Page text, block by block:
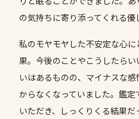
の気持ちに寄り添ってくれる優
私のモヤモヤした不安定な心
果。今後のことやこうしたら
いはあるものの、マイナスな
からなくなっていました。鑑
いただき、しっくりくる結果